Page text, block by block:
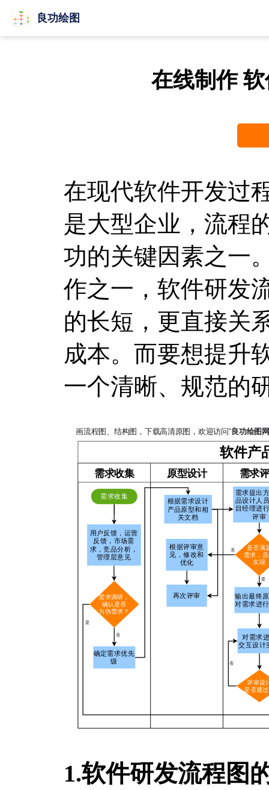
良功绘图
在线制作
在现代软件开发过
是大型企业，流程
功的关键因素之一
作之一，软件研发
的长短，更直接关
成本。而要想提升
一个清晰、规范的
1.软件研发流程图